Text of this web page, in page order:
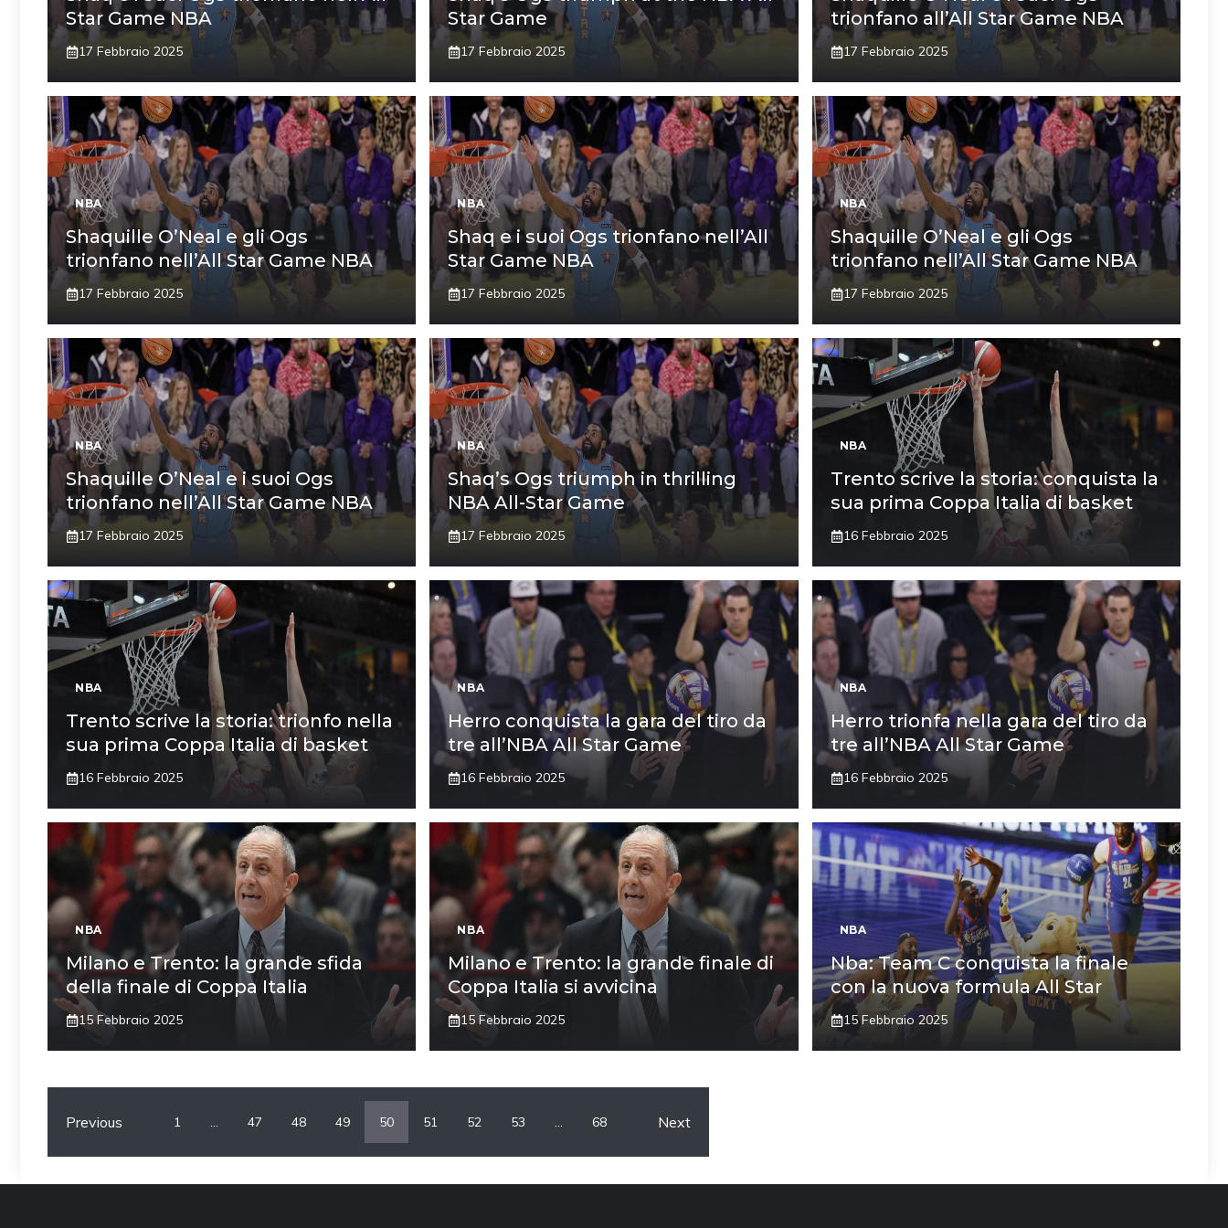
Star Game NBA
17 Febbraio 2025
Star Game
17 Febbraio 2025
trionfano all’All Star Game NBA
17 Febbraio 2025
NBA
Shaquille O’Neal e gli Ogs
trionfano nell’All Star Game NBA
17 Febbraio 2025
NBA
Shaq e i suoi Ogs trionfano nell’All
Star Game NBA
17 Febbraio 2025
NBA
Shaquille O’Neal e gli Ogs
trionfano nell’All Star Game NBA
17 Febbraio 2025
NBA
Shaquille O’Neal e i suoi Ogs
trionfano nell’All Star Game NBA
17 Febbraio 2025
NBA
Shaq’s Ogs triumph in thrilling
NBA All-Star Game
17 Febbraio 2025
NBA
Trento scrive la storia: conquista la
sua prima Coppa Italia di basket
16 Febbraio 2025
NBA
Trento scrive la storia: trionfo nella
sua prima Coppa Italia di basket
16 Febbraio 2025
NBA
Herro conquista la gara del tiro da
tre all’NBA All Star Game
16 Febbraio 2025
NBA
Herro trionfa nella gara del tiro da
tre all’NBA All Star Game
16 Febbraio 2025
NBA
Milano e Trento: la grande sfida
della finale di Coppa Italia
15 Febbraio 2025
NBA
Milano e Trento: la grande finale di
Coppa Italia si avvicina
15 Febbraio 2025
NBA
Nba: Team C conquista la finale
con la nuova formula All Star
15 Febbraio 2025
Previous 1 … 47 48 49 50 51 52 53 … 68 Next